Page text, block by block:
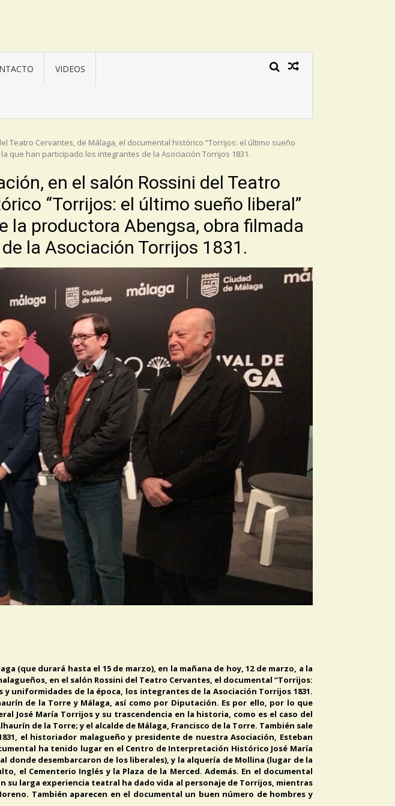
VIDEOS
Teatro Cervantes, de Málaga, el documental histórico “Torrijos: el último sueño
que han participado los integrantes de la Asociación Torrijos 1831.
en el salón Rossini del Teatro
“Torrijos: el último sueño liberal”
la productora Abengsa, obra filmada
la Asociación Torrijos 1831.
(que durará hasta el 15 de marzo), en la mañana de hoy, 12 de marzo, a la
en el salón Rossini del Teatro Cervantes, el documental “Torrijos:
de la época, los integrantes de la Asociación Torrijos 1831.
de la Torre y Málaga, así como por Diputación. Es por ello, por lo que
José María Torrijos y su trascendencia en la historia, como es el caso del
de la Torre; y el alcalde de Málaga, Francisco de la Torre. También sale
el historiador malagueño y presidente de nuestra Asociación, Esteban
ha tenido lugar en el Centro de Interpretación Histórico José María
donde desembarcaron de los liberales), y la alquería de Mollina (lugar de la
el Cementerio Inglés y la Plaza de la Merced. Además. En el documental
larga experiencia teatral ha dado vida al personaje de Torrijos, mientras
También aparecen en el documental un buen número de hombres y